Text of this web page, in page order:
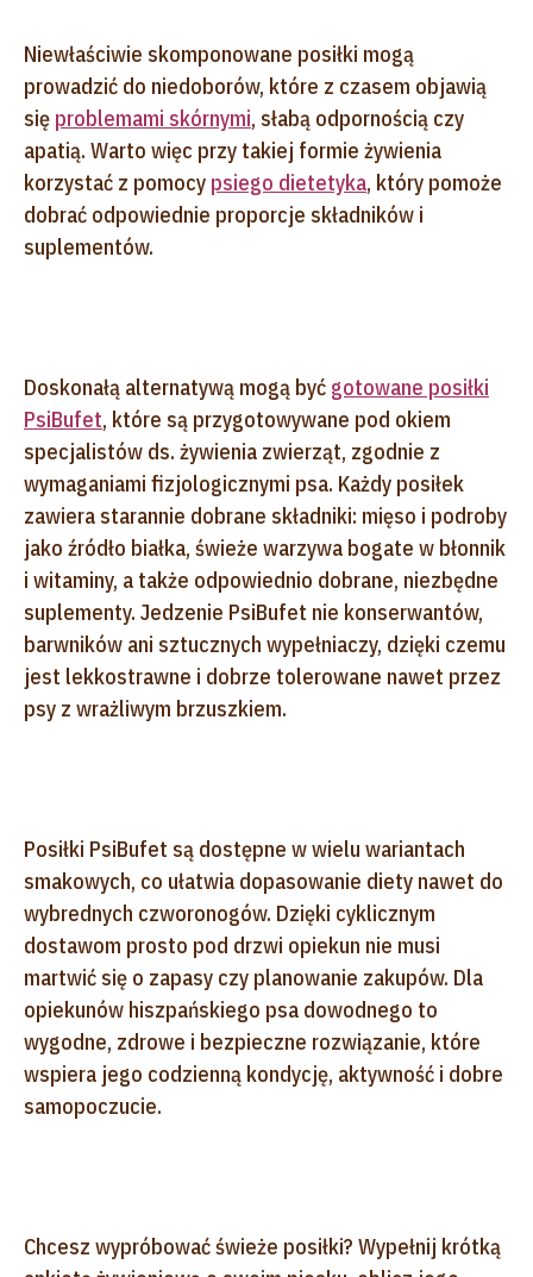
Niewłaściwie skomponowane posiłki mogą
prowadzić do niedoborów, które z czasem objawią
się problemami skórnymi, słabą odpornością czy
apatią. Warto więc przy takiej formie żywienia
korzystać z pomocy psiego dietetyka, który pomoże
dobrać odpowiednie proporcje składników i
suplementów.
Doskonałą alternatywą mogą być gotowane posiłki
PsiBufet, które są przygotowywane pod okiem
specjalistów ds. żywienia zwierząt, zgodnie z
wymaganiami fizjologicznymi psa. Każdy posiłek
zawiera starannie dobrane składniki: mięso i podroby
jako źródło białka, świeże warzywa bogate w błonnik
i witaminy, a także odpowiednio dobrane, niezbędne
suplementy. Jedzenie PsiBufet nie konserwantów,
barwników ani sztucznych wypełniaczy, dzięki czemu
jest lekkostrawne i dobrze tolerowane nawet przez
psy z wrażliwym brzuszkiem.
Posiłki PsiBufet są dostępne w wielu wariantach
smakowych, co ułatwia dopasowanie diety nawet do
wybrednych czworonogów. Dzięki cyklicznym
dostawom prosto pod drzwi opiekun nie musi
martwić się o zapasy czy planowanie zakupów. Dla
opiekunów hiszpańskiego psa dowodnego to
wygodne, zdrowe i bezpieczne rozwiązanie, które
wspiera jego codzienną kondycję, aktywność i dobre
samopoczucie.
Chcesz wypróbować świeże posiłki? Wypełnij krótką